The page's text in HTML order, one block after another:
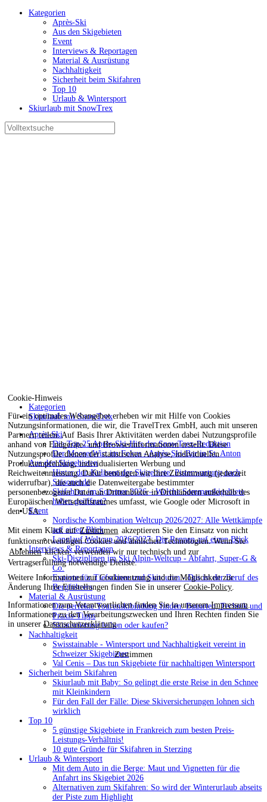
Cookie-Hinweis
Für ein optimales Webangebot erheben wir mit Hilfe von Cookies
Nutzungsinformationen, die wir, die TravelTrex GmbH, auch mit unseren
Partnern teilen. Auf Basis Ihrer Aktivitäten werden dabei Nutzungsprofile
anhand von Endgeräte- und Browserinformationen erstellt. Diese
Nutzungsprofile dienen der statistischen Analyse, individuellen
Produktempfehlung, individualisierten Werbung und
Reichweitenmessung. Dafür benötigen wir Ihre Zustimmung (jederzeit
widerrufbar), die auch die Datenweitergabe bestimmter
personenbezogener Daten an Drittanbieter in Drittländern außerhalb des
Europäischen Wirtschaftsraumes umfasst, wie Google oder Microsoft in
den USA.
Mit einem Klick aufZustimmen akzeptieren Sie den Einsatz von nicht
funktionsnotwendigen Cookies und ähnlichen Technologien. Wenn Sie
Ablehnenklicken, verwenden wir nur technisch und zur
Vertragserfüllung notwendige Dienste.
Weitere Informationen zur Cookienutzung und die Möglichkeit zur
Änderung Ihrer Einstellungen finden Sie in unsererCookie-Policy
Informationen zum Verantwortlichen finden Sie in unseremImpressum .
Informationen zu den Verarbeitungszwecken und Ihren Rechten finden Sie
in unsererDatenschutzerklärung.
Zustimmen
Kategorien
Après-Ski
Aus den Skigebieten
Event
Interviews & Reportagen
Material & Ausrüstung
Nachhaltigkeit
Sicherheit beim Skifahren
Top 10
Urlaub & Wintersport
Skiurlaub mit SnowTrex
Kategorien
Skiurlaub mit SnowTrex
Après-Ski
Die Top 25 Après-Ski-Hits der SnowTrex-Redaktion
Der MooserWirt im Fokus - Après-Ski-Bar in St. Anton
Aus den Skigebieten
Hinter den Kulissen der Skigebiete: Pistenwartung nach
Saisonende
Skifahren im Sommer 2026 – Welche Sommerskigebiete
haben geöffnet?
Event
Nordische Kombination Weltcup 2026/2027: Alle Wettkämpfe
auf einen Blick
Langlauf Weltcup 2026/2027: Die Rennen auf einen Blick
Interviews & Reportagen
Ski-Disziplinen im Ski Alpin-Weltcup - Abfahrt, Super-G &
Co.
Experte für Tiefschnee und Skitouren - Das ist der Beruf des
Bergführers
Material & Ausrüstung
Die perfekte Tourenskibindung finden: Bauarten, Technik und
Praxis-Tipps
Skiausrüstung leihen oder kaufen?
Nachhaltigkeit
Swisstainable - Wintersport und Nachhaltigkeit vereint in
Schweizer Skigebieten
Val Cenis – Das tun Skigebiete für nachhaltigen Wintersport
Sicherheit beim Skifahren
Skiurlaub mit Baby: So gelingt die erste Reise in den Schnee
mit Kleinkindern
Für den Fall der Fälle: Diese Skiversicherungen lohnen sich
wirklich
Top 10
5 günstige Skigebiete in Frankreich zum besten Preis-
Leistungs-Verhältnis!
10 gute Gründe für Skifahren in Sterzing
Urlaub & Wintersport
Mit dem Auto in die Berge: Maut und Vignetten für die
Anfahrt ins Skigebiet 2026
Alternativen zum Skifahren: So wird der Winterurlaub abseits
der Piste zum Highlight